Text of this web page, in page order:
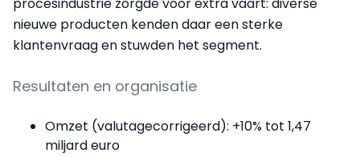
procesindustrie zorgde voor extra vaart: diverse
nieuwe producten kenden daar een sterke
klantenvraag en stuwden het segment.
Resultaten en organisatie
Omzet (valutagecorrigeerd): +10% tot 1,47
miljard euro